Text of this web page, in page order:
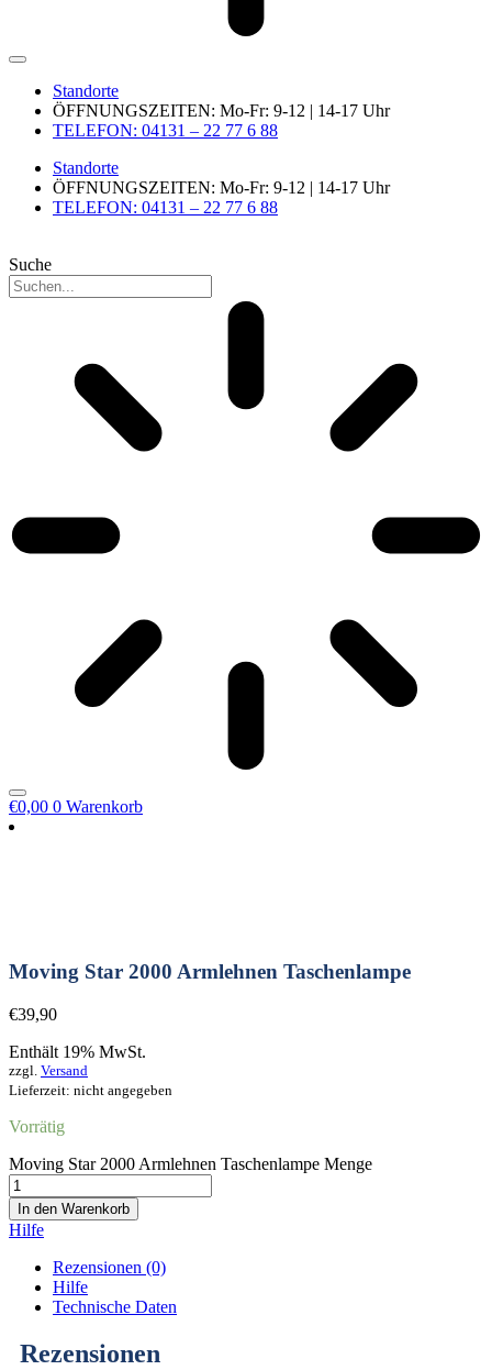
Standorte
ÖFFNUNGSZEITEN: Mo-Fr: 9-12 | 14-17 Uhr
TELEFON: 04131 – 22 77 6 88
Standorte
ÖFFNUNGSZEITEN: Mo-Fr: 9-12 | 14-17 Uhr
TELEFON: 04131 – 22 77 6 88
Suche
€0,00 0 Warenkorb
Moving Star 2000 Armlehnen Taschenlampe
€39,90
Enthält 19% MwSt.
zzgl. Versand
Lieferzeit: nicht angegeben
Vorrätig
Moving Star 2000 Armlehnen Taschenlampe Menge
In den Warenkorb
Hilfe
Rezensionen (0)
Hilfe
Technische Daten
Rezensionen